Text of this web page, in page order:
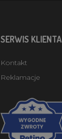
SERWIS KLIENTA
Kontakt
Reklamacje